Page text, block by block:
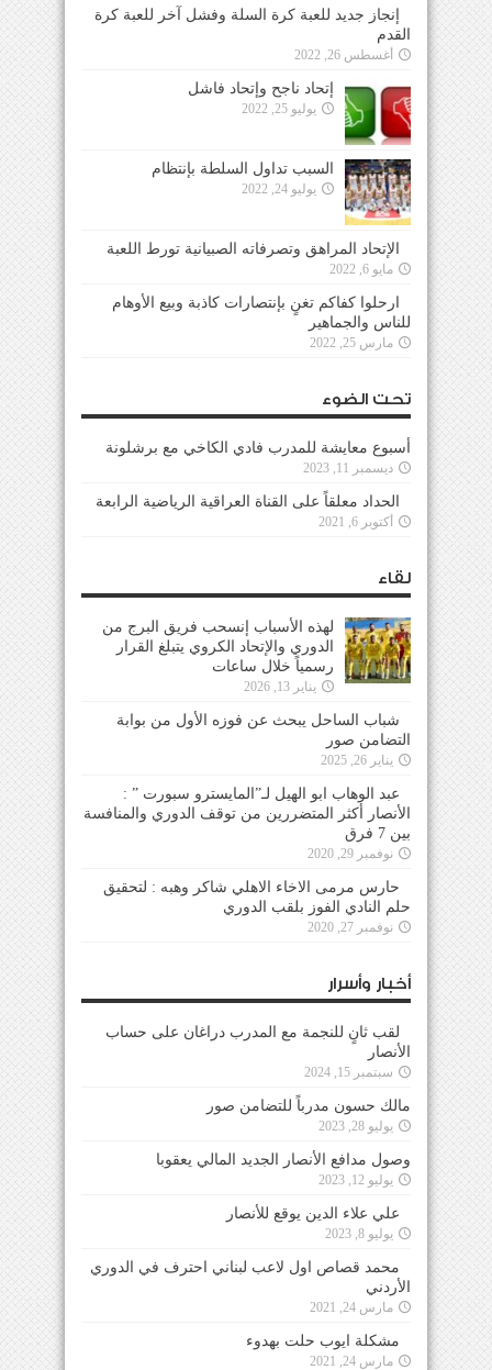
إنجاز جديد للعبة كرة السلة وفشل آخر للعبة كرة
القدم
أغسطس 26, 2022
إتحاد ناجح وإتحاد فاشل
يوليو 25, 2022
السبب تداول السلطة بإنتظام
يوليو 24, 2022
الإتحاد المراهق وتصرفاته الصبيانية تورط اللعبة
مايو 6, 2022
ارحلوا كفاكم تغنٍ بإنتصارات كاذبة وبيع الأوهام
للناس والجماهير
مارس 25, 2022
تحت الضوء
أسبوع معايشة للمدرب فادي الكاخي مع برشلونة
ديسمبر 11, 2023
الحداد معلقاً على القناة العراقية الرياضية الرابعة
أكتوبر 6, 2021
لقاء
لهذه الأسباب إنسحب فريق البرج من
الدوري والإتحاد الكروي يتبلغ القرار
رسمياً خلال ساعات
يناير 13, 2026
شباب الساحل يبحث عن فوزه الأول من بوابة
التضامن صور
يناير 26, 2025
عبد الوهاب ابو الهيل لـ”المايسترو سبورت ” :
الأنصار أكثر المتضررين من توقف الدوري والمنافسة
بين 7 فرق
نوفمبر 29, 2020
حارس مرمى الاخاء الاهلي شاكر وهبه : لتحقيق
حلم النادي الفوز بلقب الدوري
نوفمبر 27, 2020
أخبار وأسرار
لقب ثانٍ للنجمة مع المدرب دراغان على حساب
الأنصار
سبتمبر 15, 2024
مالك حسون مدرباً للتضامن صور
يوليو 28, 2023
وصول مدافع الأنصار الجديد المالي يعقوبا
يوليو 12, 2023
علي علاء الدين يوقع للأنصار
يوليو 8, 2023
محمد قصاص اول لاعب لبناني احترف في الدوري
الأردني
مارس 24, 2021
مشكلة ايوب حلت بهدوء
مارس 24, 2021